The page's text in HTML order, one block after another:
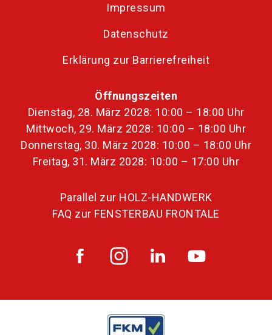
Impressum
Datenschutz
Erklärung zur Barrierefreiheit
Öffnungszeiten
Dienstag, 28. März 2028: 10:00 – 18:00 Uhr
Mittwoch, 29. März 2028: 10:00 – 18:00 Uhr
Donnerstag, 30. März 2028: 10:00 – 18:00 Uhr
Freitag, 31. März 2028: 10:00 – 17:00 Uhr
Parallel zur HOLZ-HANDWERK
FAQ zur FENSTERBAU FRONTALE